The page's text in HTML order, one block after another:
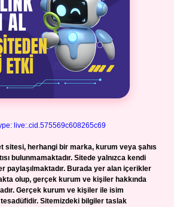
live:.cid.575569c608265c69
sitesi, herhangi bir marka, kurum veya şahıs
bulunmamaktadır. Sitede yalnızca kendi
paylaşılmaktadır. Burada yer alan içerikler
olup, gerçek kurum ve kişiler hakkında
Gerçek kurum ve kişiler ile isim
Sitemizdeki bilgiler taslak